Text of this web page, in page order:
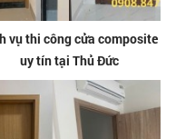
vụ thi công cửa composite
uy tín tại Thủ Đức